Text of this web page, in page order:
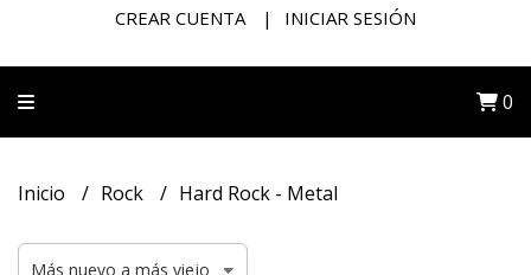
CREAR CUENTA INICIAR SESIÓN
0
Inicio Rock Hard Rock - Metal